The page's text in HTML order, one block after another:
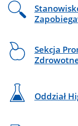
Sekcja
Oddział